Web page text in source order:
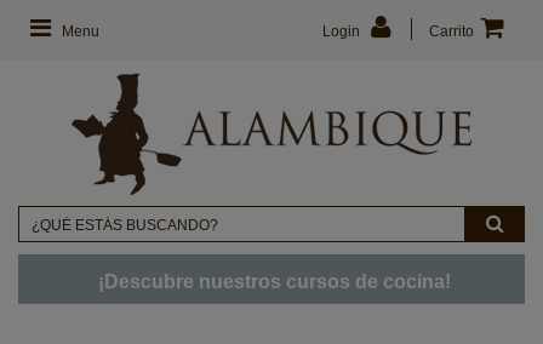
Menu Carrito
Login
¡Descubre nuestros cursos de cocina!